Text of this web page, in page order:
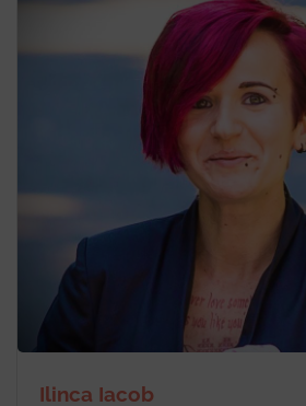
Ilinca Iacob